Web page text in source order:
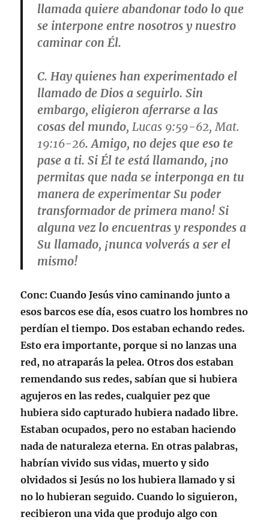
llamada quiere abandonar todo lo que
se interpone entre nosotros y nuestro
caminar con Él.
C. Hay quienes han experimentado el
llamado de Dios a seguirlo. Sin
embargo, eligieron aferrarse a las
cosas del mundo, Lucas 9:59-62, Mat.
19:16-26. Amigo, no dejes que eso te
pase a ti. Si Él te está llamando, ¡no
permitas que nada se interponga en tu
manera de experimentar Su poder
transformador de primera mano! Si
alguna vez lo encuentras y respondes a
Su llamado, ¡nunca volverás a ser el
mismo!
Conc: Cuando Jesús vino caminando junto a
esos barcos ese día, esos cuatro los hombres no
perdían el tiempo. Dos estaban echando redes.
Esto era importante, porque si no lanzas una
red, no atraparás la pelea. Otros dos estaban
remendando sus redes, sabían que si hubiera
agujeros en las redes, cualquier pez que
hubiera sido capturado hubiera nadado libre.
Estaban ocupados, pero no estaban haciendo
nada de naturaleza eterna. En otras palabras,
habrían vivido sus vidas, muerto y sido
olvidados si Jesús no los hubiera llamado y si
no lo hubieran seguido. Cuando lo siguieron,
recibieron una vida que produjo algo con